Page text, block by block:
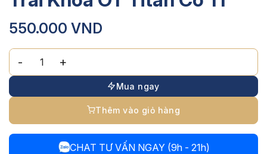
550.000 VND
Chuỗi Dây Chuyền Ngọc Trai Khóa OT Titan Có Tì số lượng
Mua ngay
Thêm vào giỏ hàng
CHAT TƯ VẤN NGAY (9h - 21h)